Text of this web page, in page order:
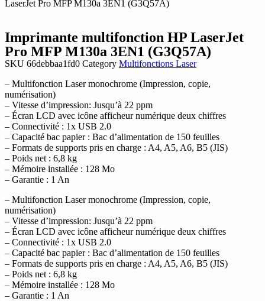
LaserJet Pro MFP M130a 3EN1 (G3Q57A)
Imprimante multifonction HP LaserJet
Pro MFP M130a 3EN1 (G3Q57A)
SKU 66debbaa1fd0 Category Multifonctions Laser
– Multifonction Laser monochrome (Impression, copie,
numérisation)
– Vitesse d’impression: Jusqu’à 22 ppm
– Écran LCD avec icône afficheur numérique deux chiffres
– Connectivité : 1x USB 2.0
– Capacité bac papier : Bac d’alimentation de 150 feuilles
– Formats de supports pris en charge : A4, A5, A6, B5 (JIS)
– Poids net : 6,8 kg
– Mémoire installée : 128 Mo
– Garantie : 1 An
– Multifonction Laser monochrome (Impression, copie,
numérisation)
– Vitesse d’impression: Jusqu’à 22 ppm
– Écran LCD avec icône afficheur numérique deux chiffres
– Connectivité : 1x USB 2.0
– Capacité bac papier : Bac d’alimentation de 150 feuilles
– Formats de supports pris en charge : A4, A5, A6, B5 (JIS)
– Poids net : 6,8 kg
– Mémoire installée : 128 Mo
– Garantie : 1 An